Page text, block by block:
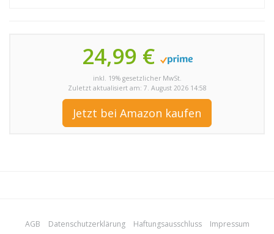
24,99 €
inkl. 19% gesetzlicher MwSt.
Zuletzt aktualisiert am: 7. August 2026 14:58
Jetzt bei Amazon kaufen
AGB Datenschutzerklärung Haftungsausschluss Impressum